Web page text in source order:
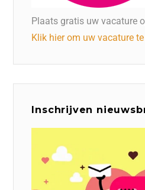
Plaats gratis uw vacature
Klik hier om uw vacature
Inschrijven